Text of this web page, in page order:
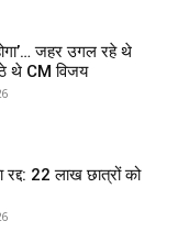
जहर उगल रहे थे
थे CM विजय
रद्द: 22 लाख छात्रों को